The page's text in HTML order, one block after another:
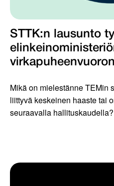
STTK:n lausunto
Mikä on mielestänne TEMin
liittyvä keskeinen haaste tai
seuraavalla